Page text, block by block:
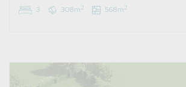
3
308m2 568m2